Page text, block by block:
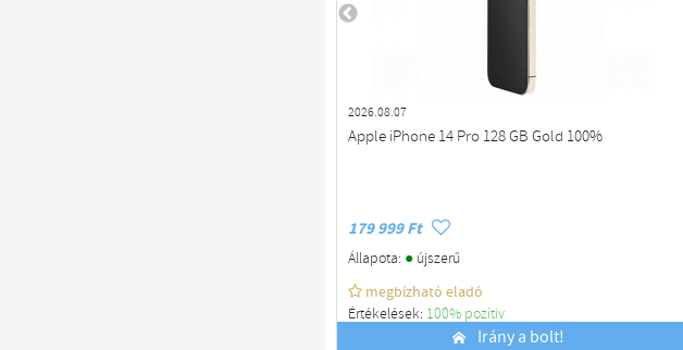
2026.08.07
Apple iPhone 14 Pro 128 GB Gold 100%
179 999 Ft
Állapota: ●újszerű
megbízható eladó
Értékelések: 100% pozítiv
Irány a bolt!